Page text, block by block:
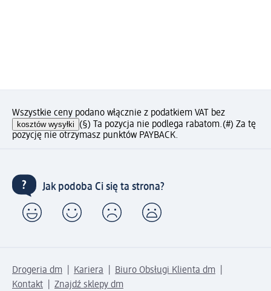
Wszystkie ceny podano włącznie z podatkiem VAT bez
kosztów wysyłki (§) Ta pozycja nie podlega rabatom.(#) Za tę
pozycję nie otrzymasz punktów PAYBACK.
Jak podoba Ci się ta strona?
Drogeria dm Kariera
Biuro Obsługi Klienta dm
Kontakt
Znajdź sklepy dm